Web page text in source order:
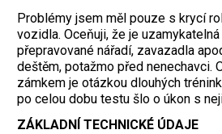
Problémy jsem měl pouze s krycí
vozidla. Oceňuji, že je
přepravované nářadí, zavazadla
deštěm, potažmo před nenechavci.
zámkem je otázkou dlouhých
po celou dobu testu šlo o úkon s
ZÁKLADNÍ TECHNICKÉ ÚDAJE